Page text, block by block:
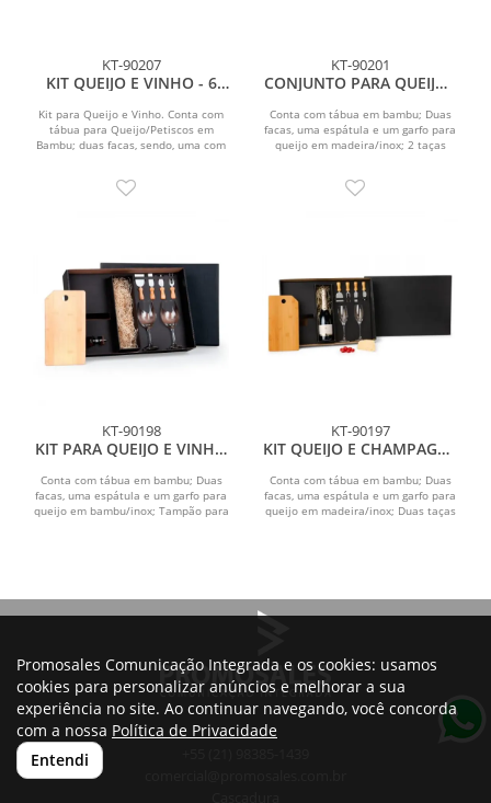
KT-90207
KIT QUEIJO E VINHO - 6
Kit para Queijo e Vinho. Conta com
tábua para Queijo/Petiscos em
Bambu; duas facas, sendo, uma com
KT-90201
CONJUNTO PARA QUEIJO /
Conta com tábua em bambu; Duas
facas, uma espátula e um garfo para
queijo em madeira/inox; 2 taças
KT-90198
KIT PARA QUEIJO E VINHO
Conta com tábua em bambu; Duas
facas, uma espátula e um garfo para
queijo em bambu/inox; Tampão para
KT-90197
KIT QUEIJO E CHAMPAGNE
Conta com tábua em bambu; Duas
facas, uma espátula e um garfo para
queijo em madeira/inox; Duas taças
Promosales Comunicação Integrada e os cookies: usamos
cookies para personalizar anúncios e melhorar a sua
experiência no site. Ao continuar navegando, você concorda
com a nossa Política de Privacidade
Entendi